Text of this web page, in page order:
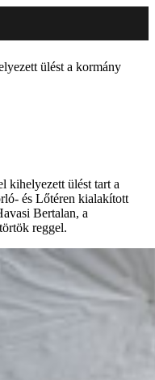
ülést a kormány
kihelyezett ülést tart a
és Lőtéren kialakított
Bertalan, a
reggel.